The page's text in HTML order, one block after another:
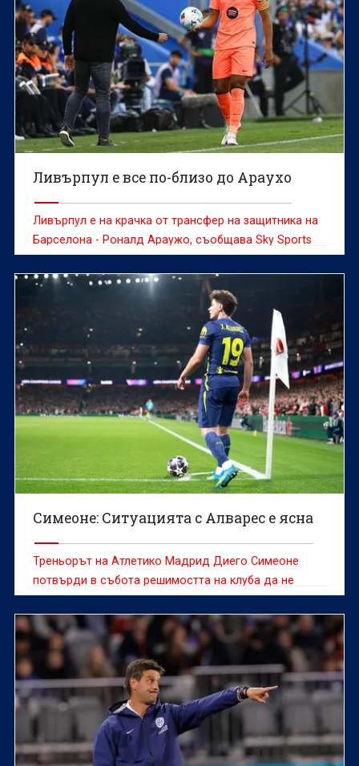
Ливърпул е все по-близо до Араухо
Ливърпул е на крачка от трансфер на защитника на
Барселона - Роналд Араужо, съобщава Sky Sports
Симеоне: Ситуацията с Алварес е ясна
Треньорът на Атлетико Мадрид Диего Симеоне
потвърди в събота решимостта на клуба да не
продава Хулиан Алварес, който е желан от редица
отбори и оставането му на „Метрополитано“ през
следващия сезон далеч не е сигурно